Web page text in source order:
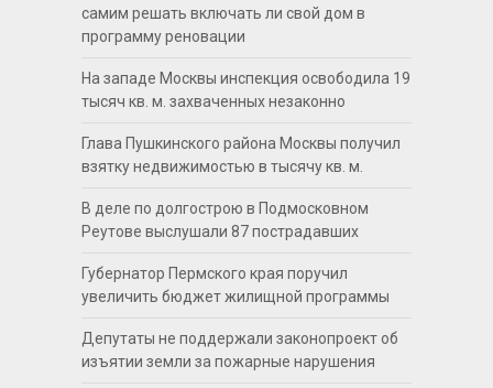
самим решать включать ли свой дом в
программу реновации
На западе Москвы инспекция освободила 19
тысяч кв. м. захваченных незаконно
Глава Пушкинского района Москвы получил
взятку недвижимостью в тысячу кв. м.
В деле по долгострою в Подмосковном
Реутове выслушали 87 пострадавших
Губернатор Пермского края поручил
увеличить бюджет жилищной программы
Депутаты не поддержали законопроект об
изъятии земли за пожарные нарушения